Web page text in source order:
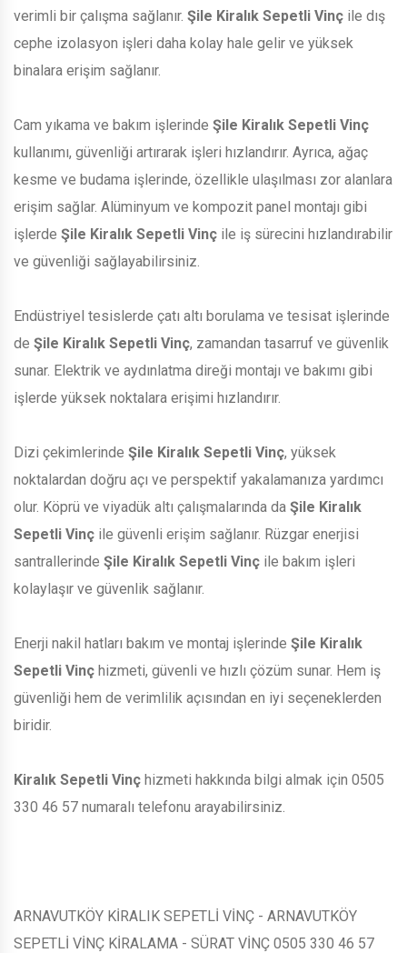
verimli bir çalışma sağlanır. Şile Kiralık Sepetli Vinç ile dış
cephe izolasyon işleri daha kolay hale gelir ve yüksek
binalara erişim sağlanır.
Cam yıkama ve bakım işlerinde Şile Kiralık Sepetli Vinç
kullanımı, güvenliği artırarak işleri hızlandırır. Ayrıca, ağaç
kesme ve budama işlerinde, özellikle ulaşılması zor alanlara
erişim sağlar. Alüminyum ve kompozit panel montajı gibi
işlerde Şile Kiralık Sepetli Vinç ile iş sürecini hızlandırabilir
ve güvenliği sağlayabilirsiniz.
Endüstriyel tesislerde çatı altı borulama ve tesisat işlerinde
de Şile Kiralık Sepetli Vinç, zamandan tasarruf ve güvenlik
sunar. Elektrik ve aydınlatma direği montajı ve bakımı gibi
işlerde yüksek noktalara erişimi hızlandırır.
Dizi çekimlerinde Şile Kiralık Sepetli Vinç, yüksek
noktalardan doğru açı ve perspektif yakalamanıza yardımcı
olur. Köprü ve viyadük altı çalışmalarında da Şile Kiralık
Sepetli Vinç ile güvenli erişim sağlanır. Rüzgar enerjisi
santrallerinde Şile Kiralık Sepetli Vinç ile bakım işleri
kolaylaşır ve güvenlik sağlanır.
Enerji nakil hatları bakım ve montaj işlerinde Şile Kiralık
Sepetli Vinç hizmeti, güvenli ve hızlı çözüm sunar. Hem iş
güvenliği hem de verimlilik açısından en iyi seçeneklerden
biridir.
Kiralık Sepetli Vinç hizmeti hakkında bilgi almak için 0505
330 46 57 numaralı telefonu arayabilirsiniz.
ARNAVUTKÖY KİRALIK SEPETLİ VİNÇ - ARNAVUTKÖY
SEPETLİ VİNÇ KİRALAMA - SÜRAT VİNÇ 0505 330 46 57